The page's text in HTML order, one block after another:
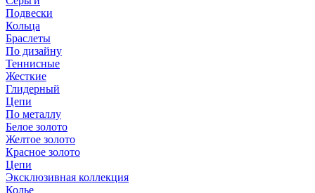
Подвески
Кольца
Браслеты
По дизайну
Теннисные
Жесткие
Глидерный
Цепи
По металлу
Белое золото
Желтое золото
Красное золото
Цепи
Эксклюзивная коллекция
Колье